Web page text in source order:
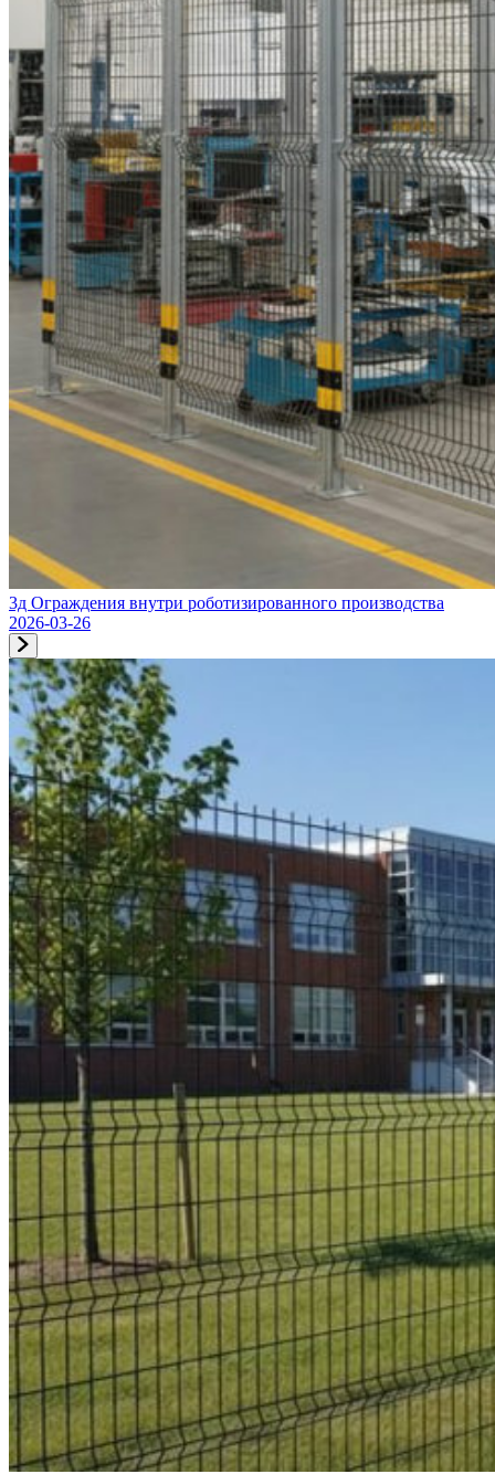
3д Ограждения внутри роботизированного производства
2026-03-26